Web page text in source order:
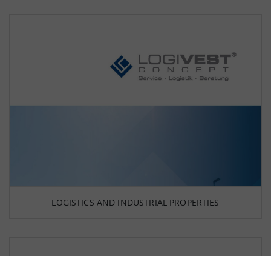
LOGISTICS AND INDUSTRIAL PROPERTIES